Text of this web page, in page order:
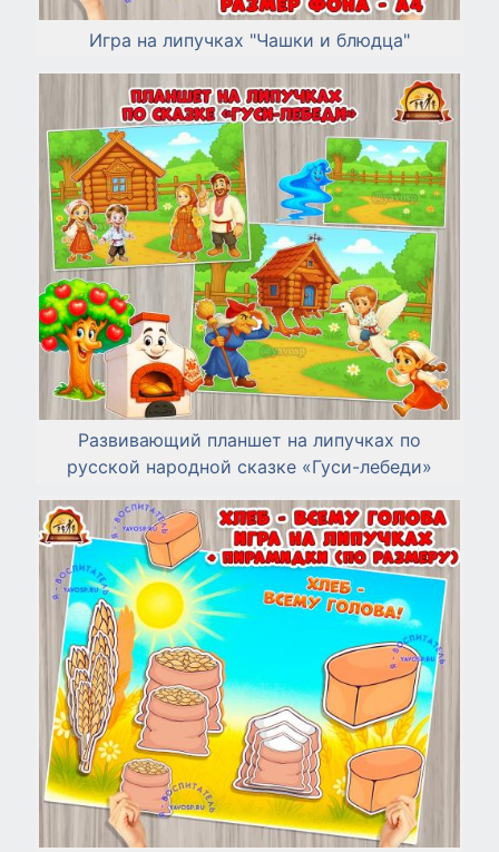
Игра на липучках "Чашки и блюдца"
Развивающий планшет на липучках по
русской народной сказке «Гуси-лебеди»